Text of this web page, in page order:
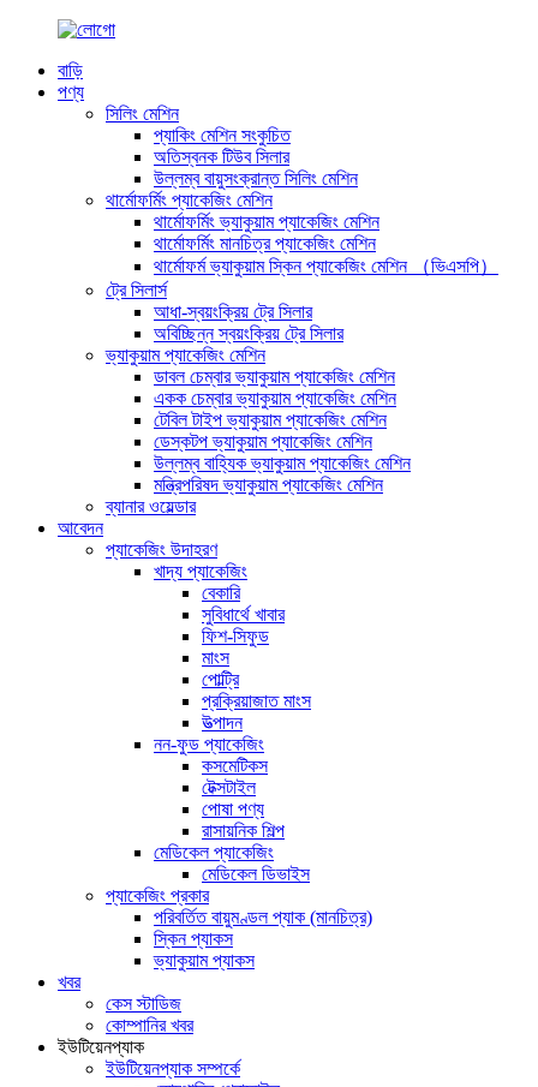
বাড়ি
পণ্য
সিলিং মেশিন
প্যাকিং মেশিন সংকুচিত
অতিস্বনক টিউব সিলার
উল্লম্ব বায়ুসংক্রান্ত সিলিং মেশিন
থার্মোফর্মিং প্যাকেজিং মেশিন
থার্মোফর্মিং ভ্যাকুয়াম প্যাকেজিং মেশিন
থার্মোফর্মিং মানচিত্র প্যাকেজিং মেশিন
থার্মোফর্ম ভ্যাকুয়াম স্কিন প্যাকেজিং মেশিন （ভিএসপি）
ট্রে সিলার্স
আধা-স্বয়ংক্রিয় ট্রে সিলার
অবিচ্ছিন্ন স্বয়ংক্রিয় ট্রে সিলার
ভ্যাকুয়াম প্যাকেজিং মেশিন
ডাবল চেম্বার ভ্যাকুয়াম প্যাকেজিং মেশিন
একক চেম্বার ভ্যাকুয়াম প্যাকেজিং মেশিন
টেবিল টাইপ ভ্যাকুয়াম প্যাকেজিং মেশিন
ডেস্কটপ ভ্যাকুয়াম প্যাকেজিং মেশিন
উল্লম্ব বাহ্যিক ভ্যাকুয়াম প্যাকেজিং মেশিন
মন্ত্রিপরিষদ ভ্যাকুয়াম প্যাকেজিং মেশিন
ব্যানার ওয়েল্ডার
আবেদন
প্যাকেজিং উদাহরণ
খাদ্য প্যাকেজিং
বেকারি
সুবিধার্থে খাবার
ফিশ-সিফুড
মাংস
পোল্ট্রি
প্রক্রিয়াজাত মাংস
উত্পাদন
নন-ফুড প্যাকেজিং
কসমেটিকস
টেক্সটাইল
পোষা পণ্য
রাসায়নিক শিল্প
মেডিকেল প্যাকেজিং
মেডিকেল ডিভাইস
প্যাকেজিং প্রকার
পরিবর্তিত বায়ুমণ্ডল প্যাক (মানচিত্র)
স্কিন প্যাকস
ভ্যাকুয়াম প্যাকস
খবর
কেস স্টাডিজ
কোম্পানির খবর
ইউটিয়েনপ্যাক
ইউটিয়েনপ্যাক সম্পর্কে